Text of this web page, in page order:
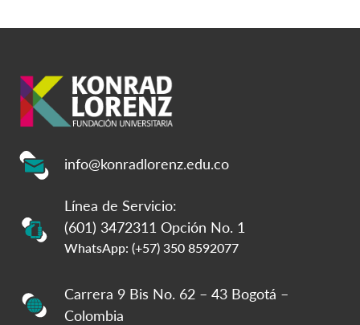
info@konradlorenz.edu.co
Línea de Servicio:
(601) 3472311 Opción No. 1
WhatsApp: (+57) 350 8592077
Carrera 9 Bis No. 62 – 43 Bogotá –
Colombia